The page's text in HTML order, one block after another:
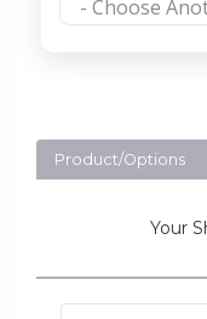
Product/Options
Your